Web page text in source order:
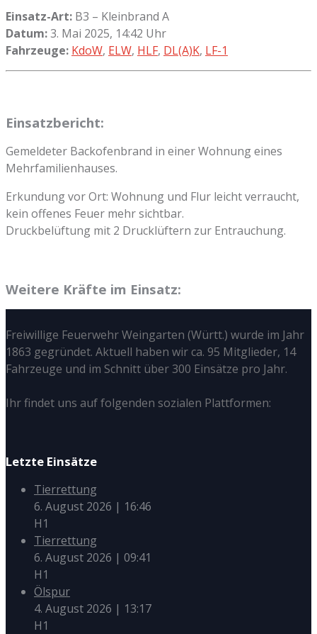
Einsatz-Art: B3 – Kleinbrand A
Datum:3. Mai 2025, 14:42 Uhr
Fahrzeuge: KdoW, ELW, HLF, DL(A)K, LF-1
Einsatzbericht:
Gemeldeter Backofenbrand in einer Wohnung eines
Mehrfamilienhauses.
Erkundung vor Ort: Wohnung und Flur leicht verraucht,
kein offenes Feuer mehr sichtbar.
Druckbelüftung mit 2 Drucklüftern zur Entrauchung.
Weitere Kräfte im Einsatz:
Freiwillige Feuerwehr Weingarten (Württ.) wurde im Jahr
1863 gegründet. Aktuell haben wir ca. 95 Mitglieder, 14
Fahrzeuge und im Schnitt über 300 Einsätze pro Jahr.
Ihr findet uns auf folgenden sozialen Plattformen:
Letzte Einsätze
Tierrettung
6. August 2026 | 16:46
H1
Tierrettung
6. August 2026 | 09:41
H1
Ölspur
4. August 2026 | 13:17
H1